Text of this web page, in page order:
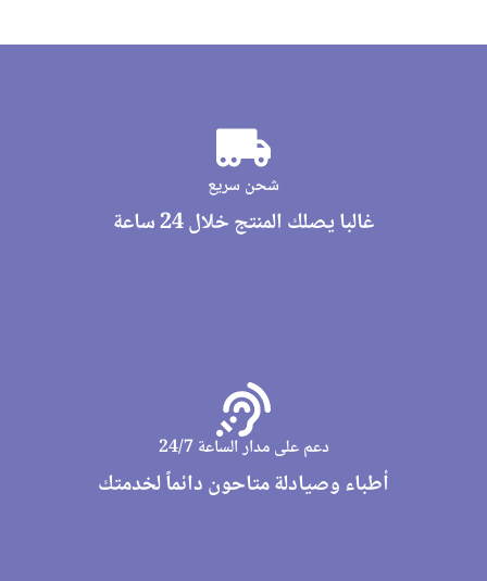
شحن سريع
غالبا يصلك المنتج خلال 24 ساعة
دعم على مدار الساعة 24/7
أطباء وصيادلة متاحون دائماً لخدمتك